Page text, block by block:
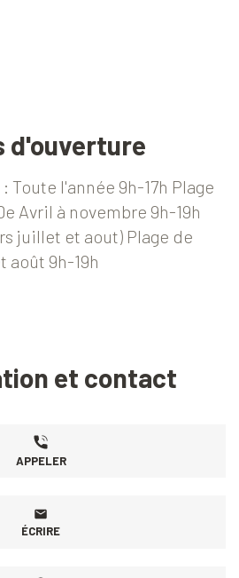
d'ouverture
Toute l'année 9h-17h Plage
Avril à novembre 9h-19h
juillet et aout) Plage de
août 9h-19h
et contact
APPELER
ÉCRIRE